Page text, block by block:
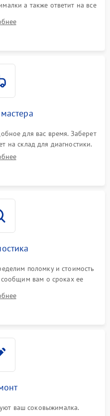
а также ответит на все
для вас время. Заберет
на склад для диагностики.
поломку и стоимость
сообщим вам о сроках ее
ваш соковыжималка.